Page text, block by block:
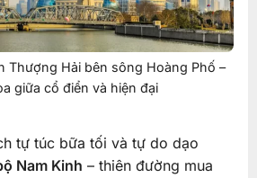
Thượng Hải bên sông Hoàng Phố –
giữa cổ điển và hiện đại
tự túc bữa tối và tự do dạo
Nam Kinh – thiên đường mua